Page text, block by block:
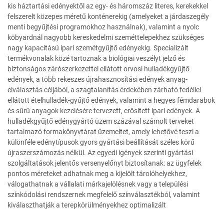
kis háztartási edényektől az egy- és háromszáz literes, kerekekkel
felszerelt közepes méretű konténerekig (amelyeket a járdaszegély
menti begyűjtési programokhoz használnak), valamint a nyolc
köbyardnál nagyobb kereskedelmi szeméttelepekhez szükséges
nagy kapacitású ipari szemétgyűjtő edényekig. Specializált
termékvonalak közé tartoznak a biológiai veszélyt jelző és
biztonságos zárószerkezettel ellátott orvosi hulladékgyűjtő
edények, a több rekeszes újrahasznosítási edények anyag-
elválasztás céljából, a szagtalanítás érdekében zárható fedéllel
ellátott ételhulladék-gyűjtő edények, valamint a hegyes fémdarabok
és sűrű anyagok kezelésére tervezett, erősített ipari edények. A
hulladékgyűjtő edénygyártó üzem százával számolt terveket
tartalmazó formakönyvtárat üzemeltet, amely lehetővé teszi a
különféle edénytípusok gyors gyártási beállítását széles körű
újraszerszámozás nélkül. Az egyedi igények szerinti gyártási
szolgáltatások jelentős versenyelőnyt biztosítanak: az ügyfelek
pontos méreteket adhatnak meg a kijelölt tárolóhelyekhez,
válogathatnak a vállalati márkajelölésnek vagy a települési
színkódolási rendszernek megfelelő színválasztékból, valamint
kiválaszthatják a terepkörülményekhez optimalizált